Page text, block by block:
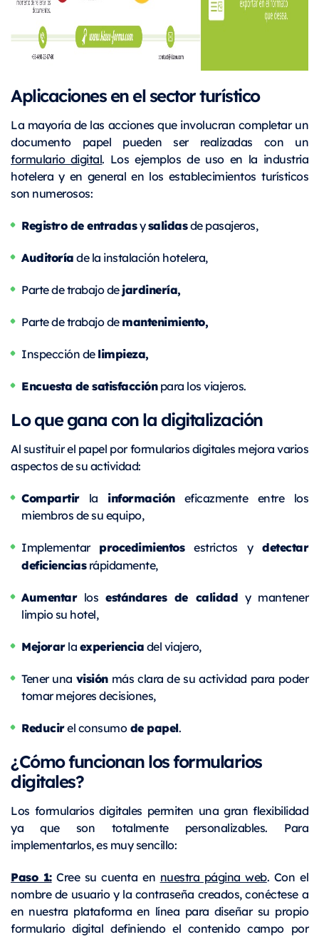
Aplicaciones en el sector turístico
La mayoría de las acciones que involucran completar un
documento papel pueden ser realizadas con un
formulario digital. Los ejemplos de uso en la industria
hotelera y en general en los establecimientos turísticos
son numerosos:
Registro de entradasysalidasde pasajeros,
Auditoríade la instalación hotelera,
Parte de trabajo dejardinería,
Parte de trabajo demantenimiento,
Inspección delimpieza,
Encuesta de satisfacciónpara los viajeros.
Lo que gana con la digitalización
Al sustituir el papel por formularios digitales mejora varios
aspectos de su actividad:
Compartirla informacióneficazmente entre los
miembros de su equipo,
Implementar procedimientosestrictos y detectar
deficienciasrápidamente,
Aumentarlos estándares de calidad y mantener
limpio su hotel,
Mejorarlaexperienciadel viajero,
Tener una visiónmás clara de su actividad para poder
tomar mejores decisiones,
Reducirel consumode papel.
¿Cómo funcionan los formularios
digitales?
Los formularios digitales permiten una gran flexibilidad
ya que son totalmente personalizables. Para
implementarlos, es muy sencillo:
Paso 1:Cree su cuenta en nuestra página web. Con el
nombre de usuario y la contraseña creados, conéctese a
en nuestra plataforma en línea para diseñar su propio
formulario digital definiendo el contenido campo por